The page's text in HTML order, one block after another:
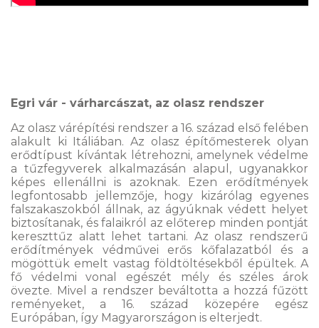
Egri vár - várharcászat, az olasz rendszer
Az olasz várépítési rendszer a 16. század első felében
alakult ki Itáliában. Az olasz építőmesterek olyan
erődtípust kívántak létrehozni, amelynek védelme
a tűzfegyverek alkalmazásán alapul, ugyanakkor
képes ellenállni is azoknak. Ezen erődítmények
legfontosabb jellemzője, hogy kizárólag egyenes
falszakaszokból állnak, az ágyúknak védett helyet
biztosítanak, és falaikról az előterep minden pontját
kereszttűz alatt lehet tartani. Az olasz rendszerű
erődítmények védművei erős kőfalazatból és a
mögöttük emelt vastag földtöltésekből épültek. A
fő védelmi vonal egészét mély és széles árok
övezte. Mivel a rendszer beváltotta a hozzá fűzött
reményeket, a 16. század közepére egész
Európában, így Magyarországon is elterjedt.